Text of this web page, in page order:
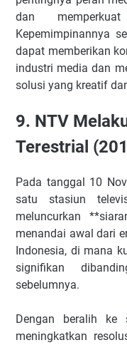
dan
Kepemimpinannya
dapat memberikan
industri media dan
solusi yang kreatif
9. NTV
Terestrial
Pada tanggal 10
satu stasiun
meluncurkan
menandai awal dari
Indonesia, di mana
signifikan
sebelumnya.
Dengan beralih ke
meningkatkan